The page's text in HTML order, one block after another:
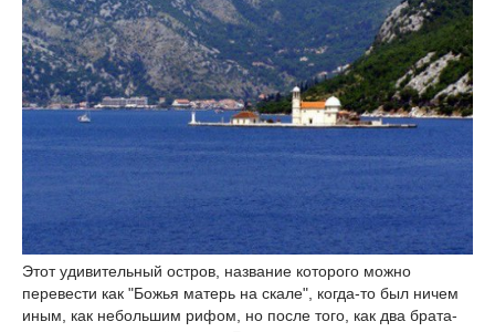
Этот удивительный остров, название которого можно
перевести как "Божья матерь на скале", когда-то был ничем
иным, как небольшим рифом, но после того, как два брата-